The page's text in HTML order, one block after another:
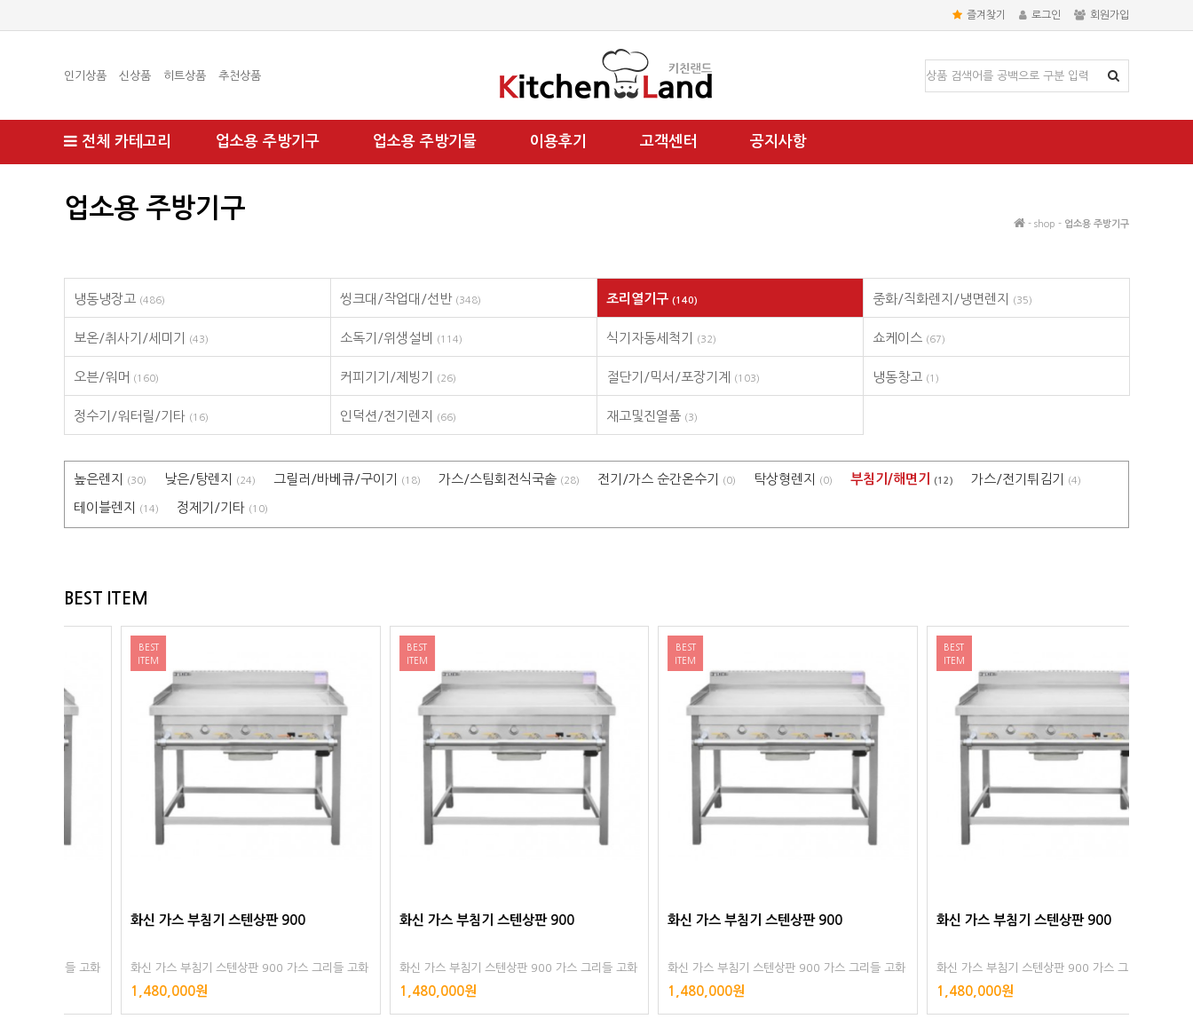
즐겨찾기 로그인 회원가입
인기상품 신상품 히트상품 추천상품
전체 카테고리 업소용 주방기구 업소용 주방기물 이용후기 고객센터 공지사항
업소용 주방기구
- shop - 업소용 주방기구
냉동냉장고 (486) 씽크대/작업대/선반 (348) 조리열기구 (140) 중화/직화렌지/냉면렌지 (35)
보온/취사기/세미기 (43) 소독기/위생설비 (114) 식기자동세척기 (32) 쇼케이스 (67)
오븐/워머 (160) 커피기기/제빙기 (26) 절단기/믹서/포장기계 (103) 냉동창고 (1)
정수기/워터릴/기타 (16) 인덕션/전기렌지 (66) 재고및진열품 (3)
높은렌지 (30) 낮은/탕렌지 (24) 그릴러/바베큐/구이기 (18) 가스/스팀회전식국솥 (28) 전기/가스 순간온수기 (0) 탁상형렌지 (0) 부침기/해면기 (12) 가스/전기튀김기 (4)
테이블렌지 (14) 정제기/기타 (10)
BEST ITEM
화신 가스 부침기 스텐상판 900
화신 가스 부침기 스텐상판 900 가스 그리들 고화
력 자동점화 영업용 업소용
1,480,000원
화신 가스 부침기 스텐상판 900
화신 가스 부침기 스텐상판 900 가스 그리들 고화
력 자동점화 영업용 업소용
1,480,000원
화신 가스 부침기 스텐상판 900
화신 가스 부침기 스텐상판 900 가스 그리들 고화
력 자동점화 영업용 업소용
1,480,000원
화신 가스 부침기 스텐상판 900
화신 가스 부침기 스텐상판 900 가스 그리들 고화
력 자동점화 영업용 업소용
1,480,000원